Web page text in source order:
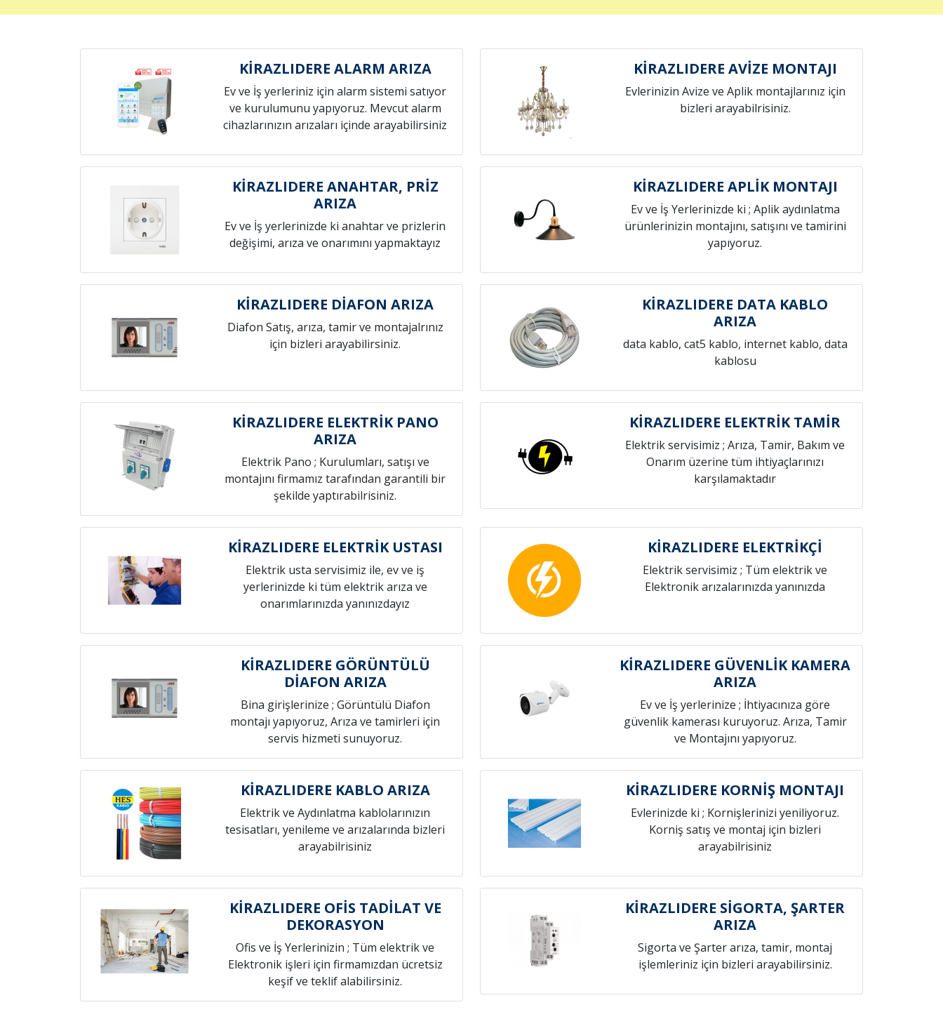
KİRAZLIDERE ALARM ARIZA
Ev ve İş yerleriniz için alarm sistemi satıyor
ve kurulumunu yapıyoruz. Mevcut alarm
cihazlarınızın arızaları içinde arayabilirsiniz
KİRAZLIDERE AVİZE MONTAJI
Evlerinizin Avize ve Aplik montajlarınız için
bizleri arayabilrisiniz.
KİRAZLIDERE ANAHTAR, PRİZ
ARIZA
Ev ve İş yerlerinizde ki anahtar ve prizlerin
değişimi, arıza ve onarımını yapmaktayız
KİRAZLIDERE APLİK MONTAJI
Ev ve İş Yerlerinizde ki ; Aplik aydınlatma
ürünlerinizin montajını, satışını ve tamirini
yapıyoruz.
KİRAZLIDERE DİAFON ARIZA
Diafon Satış, arıza, tamir ve montajalrınız
için bizleri arayabilirsiniz.
KİRAZLIDERE DATA KABLO
ARIZA
data kablo, cat5 kablo, internet kablo, data
kablosu
KİRAZLIDERE ELEKTRİK PANO
ARIZA
Elektrik Pano ; Kurulumları, satışı ve
montajını firmamız tarafından garantili bir
şekilde yaptırabilrisiniz.
KİRAZLIDERE ELEKTRİK TAMİR
Elektrik servisimiz ; Arıza, Tamir, Bakım ve
Onarım üzerine tüm ihtiyaçlarınızı
karşılamaktadır
KİRAZLIDERE ELEKTRİK USTASI
Elektrik usta servisimiz ile, ev ve iş
yerlerinizde ki tüm elektrik arıza ve
onarımlarınızda yanınızdayız
KİRAZLIDERE ELEKTRİKÇİ
Elektrik servisimiz ; Tüm elektrik ve
Elektronik arızalarınızda yanınızda
KİRAZLIDERE GÖRÜNTÜLÜ
DİAFON ARIZA
Bina girişlerinize ; Görüntülü Diafon
montajı yapıyoruz, Arıza ve tamirleri için
servis hizmeti sunuyoruz.
KİRAZLIDERE GÜVENLİK KAMERA
ARIZA
Ev ve İş yerlerinize ; İhtiyacınıza göre
güvenlik kamerası kuruyoruz. Arıza, Tamir
ve Montajını yapıyoruz.
KİRAZLIDERE KABLO ARIZA
Elektrik ve Aydınlatma kablolarınızın
tesisatları, yenileme ve arızalarında bizleri
arayabilrisiniz
KİRAZLIDERE KORNİŞ MONTAJI
Evlerinizde ki ; Kornişlerinizi yeniliyoruz.
Korniş satış ve montaj için bizleri
arayabilrisiniz
KİRAZLIDERE OFİS TADİLAT VE
DEKORASYON
Ofis ve İş Yerlerinizin ; Tüm elektrik ve
Elektronik işleri için firmamızdan ücretsiz
keşif ve teklif alabilirsiniz.
KİRAZLIDERE SİGORTA, ŞARTER
ARIZA
Sigorta ve Şarter arıza, tamir, montaj
işlemleriniz için bizleri arayabilirsiniz.